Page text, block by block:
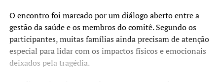
O encontro foi marcado por um diálogo aberto entre a
gestão da saúde e os membros do comitê. Segundo os
participantes, muitas famílias ainda precisam de atenção
especial para lidar com os impactos físicos e emocionais
deixados pela tragédia.